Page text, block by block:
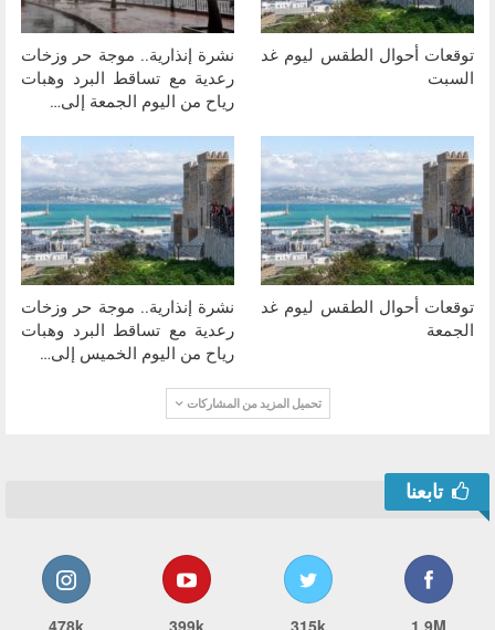
توقعات أحوال الطقس ليوم غد
السبت
نشرة إنذارية.. موجة حر وزخات
رعدية مع تساقط البرد وهبات
رياح من اليوم الجمعة إلى…
توقعات أحوال الطقس ليوم غد
الجمعة
نشرة إنذارية.. موجة حر وزخات
رعدية مع تساقط البرد وهبات
رياح من اليوم الخميس إلى…
تحميل المزيد من المشاركات
تابعنا
1.9M
315k
399k
478k